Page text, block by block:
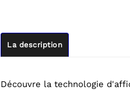
La description
Découvre la technologie